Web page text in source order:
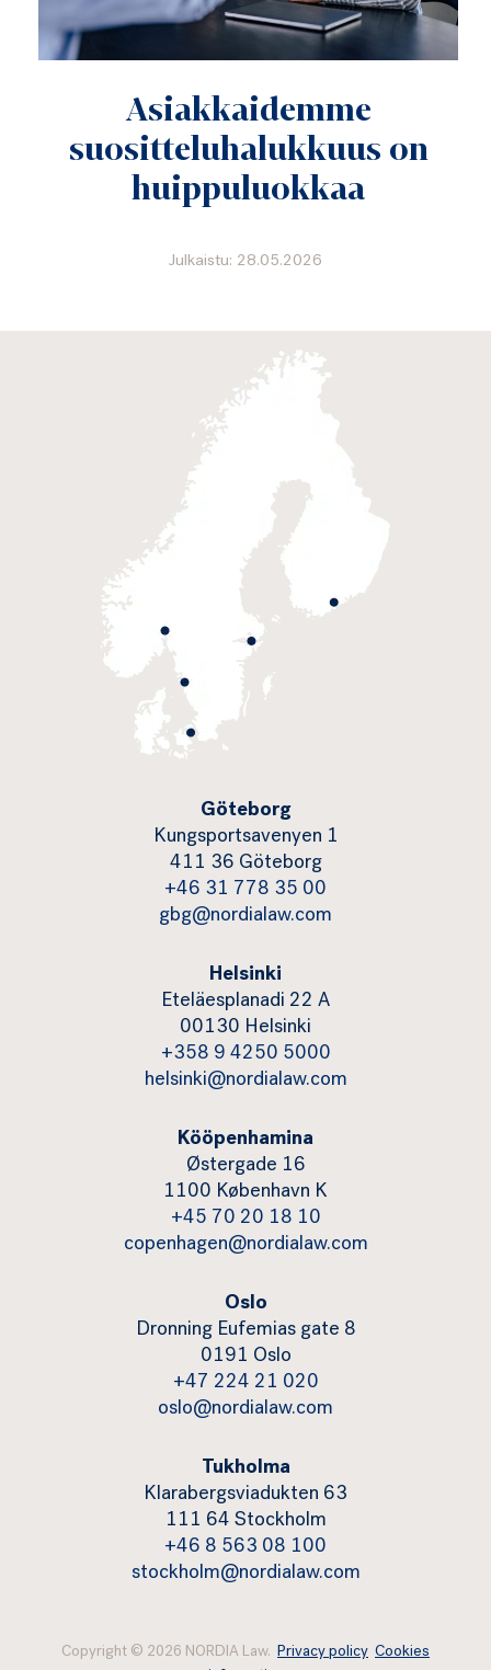
Göteborg
Kungsportsavenyen 1
411 36 Göteborg
+46 31 778 35 00
gbg@nordialaw.com
Helsinki
Eteläesplanadi 22 A
00130 Helsinki
+358 9 4250 5000
helsinki@nordialaw.com
Kööpenhamina
Østergade 16
1100 København K
+45 70 20 18 10
copenhagen@nordialaw.com
Oslo
Dronning Eufemias gate 8
0191 Oslo
+47 224 21 020
oslo@nordialaw.com
Tukholma
Klarabergsviadukten 63
111 64 Stockholm
+46 8 563 08 100
stockholm@nordialaw.com
Copyright © 2026 NORDIA Law. Privacy policy Cookies